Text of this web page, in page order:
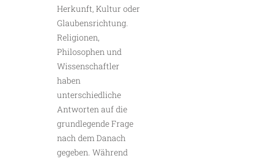
Herkunft, Kultur oder
Glaubensrichtung.
Religionen,
Philosophen und
Wissenschaftler
haben
unterschiedliche
Antworten auf die
grundlegende Frage
nach dem Danach
gegeben. Während